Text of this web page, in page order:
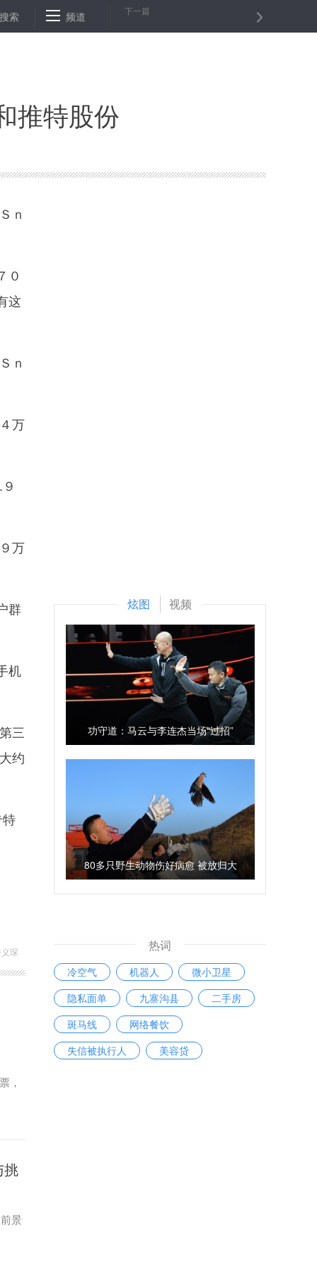
大马士革多个居民区遭炮击 至少６死４５伤 俄罗斯西部发
搜索 频道 下一篇
推特股份
ｎ
０
这
ｎ
万
万
群
机
三
约
琛
，
挑
景
炫图 视频
功守道：马云与李连杰当场“过招”
80多只野生动物伤好病愈 被放归大
热词
冷空气 机器人
微小卫星
隐私面单
九寨沟县
二手房
斑马线
网络餐饮
失信被执行人
美容贷